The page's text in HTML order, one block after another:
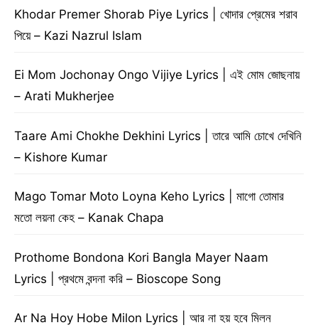
Khodar Premer Shorab Piye Lyrics | খোদার প্রেমের শরাব
পিয়ে – Kazi Nazrul Islam
Ei Mom Jochonay Ongo Vijiye Lyrics | এই মোম জোছনায়
– Arati Mukherjee
Taare Ami Chokhe Dekhini Lyrics | তারে আমি চোখে দেখিনি
– Kishore Kumar
Mago Tomar Moto Loyna Keho Lyrics | মাগো তোমার
মতো লয়না কেহ – Kanak Chapa
Prothome Bondona Kori Bangla Mayer Naam
Lyrics | প্রথমে বন্দনা করি – Bioscope Song
Ar Na Hoy Hobe Milon Lyrics | আর না হয় হবে মিলন